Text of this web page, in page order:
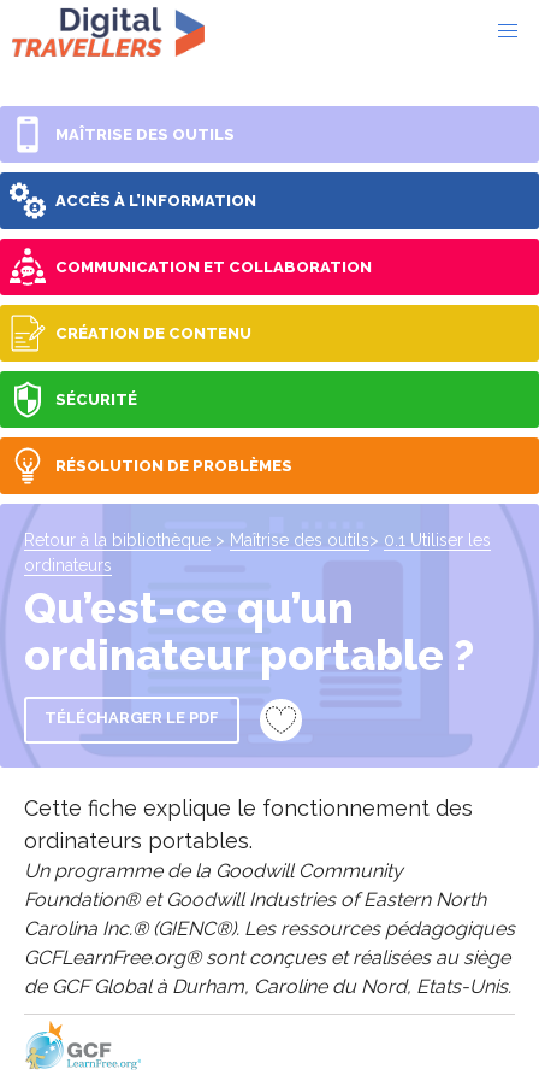
MAÎTRISE DES OUTILS
ACCÈS À L’INFORMATION
COMMUNICATION ET COLLABORATION
CRÉATION DE CONTENU
SÉCURITÉ
RÉSOLUTION DE PROBLÈMES
Retour à la bibliothèque > Maîtrise des outils> 0.1 Utiliser les
ordinateurs
Qu’est-ce qu’un
ordinateur portable ?
TÉLÉCHARGER LE PDF
Cette fiche explique le fonctionnement des
ordinateurs portables.
Un programme de la Goodwill Community
Foundation® et Goodwill Industries of Eastern North
Carolina Inc.® (GIENC®). Les ressources pédagogiques
GCFLearnFree.org® sont conçues et réalisées au siège
de GCF Global à Durham, Caroline du Nord, Etats-Unis.